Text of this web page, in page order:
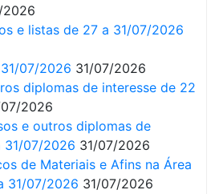
2026
e listas de 27 a 31/07/2026
07/2026 31/07/2026
diplomas de interesse de 22
2026
e outros diplomas de
31/07/2026 31/07/2026
de Materiais e Afins na Área
31/07/2026 31/07/2026